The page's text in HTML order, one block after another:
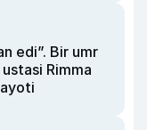
edi”. Bir umr
Rimma